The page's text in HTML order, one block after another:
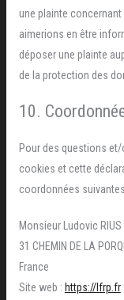
une plainte
aimerions en être
déposer une plainte
de la protection des
10.
Pour des questions
cookies et cette
coordonnées
Monsieur Ludovic RIUS
31 CHEMIN DE LA
France
Site web : https://lfrp.fr